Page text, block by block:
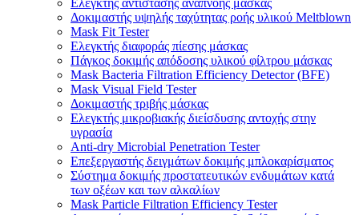
Δοκιμαστής υψηλής ταχύτητας ροής υλικού Meltblown
Mask Fit Tester
Ελεγκτής διαφοράς πίεσης μάσκας
Πάγκος δοκιμής απόδοσης υλικού φίλτρου μάσκας
Mask Bacteria Filtration Efficiency Detector (BFE)
Mask Visual Field Tester
Δοκιμαστής τριβής μάσκας
Ελεγκτής μικροβιακής διείσδυσης αντοχής στην
υγρασία
Anti-dry Microbial Penetration Tester
Επεξεργαστής δειγμάτων δοκιμής μπλοκαρίσματος
Σύστημα δοκιμής προστατευτικών ενδυμάτων κατά
των οξέων και των αλκαλίων
Mask Particle Filtration Efficiency Tester